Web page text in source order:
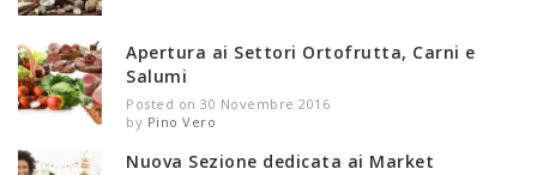
Apertura ai Settori Ortofrutta, Carni e
Salumi
Posted on 30 Novembre 2016
by Pino Vero
Nuova Sezione dedicata ai Market